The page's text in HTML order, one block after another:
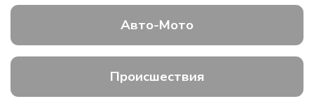
Авто-Мото
Происшествия